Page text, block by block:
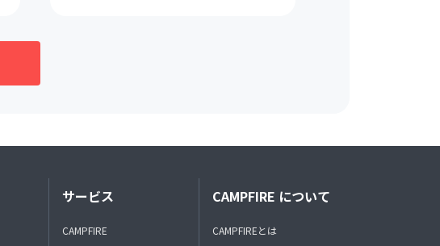
サービス
CAMPFIRE
CAMPFIRE について
CAMPFIREとは